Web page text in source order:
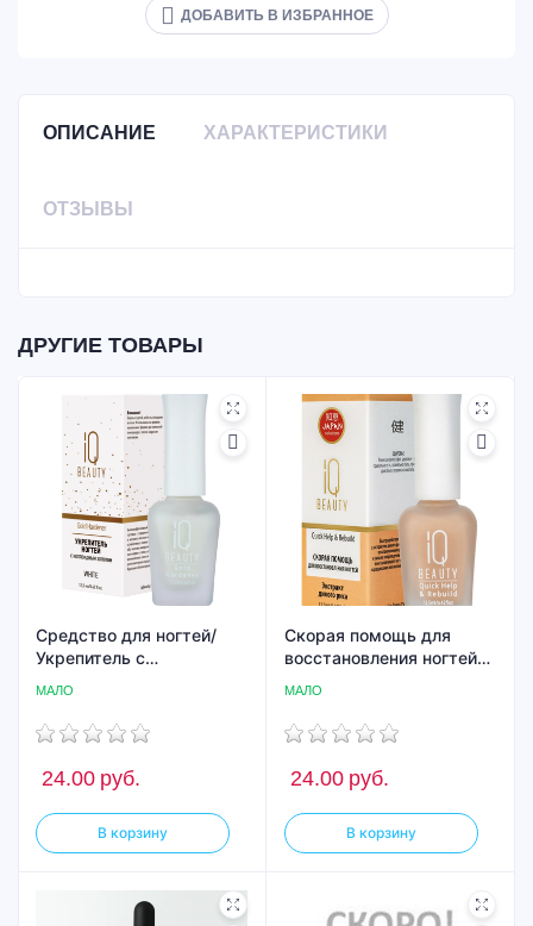
ДОБАВИТЬ В ИЗБРАННОЕ
ОПИСАНИЕ ХАРАКТЕРИСТИКИ
ОТЗЫВЫ
ДРУГИЕ ТОВАРЫ
Средство для ногтей/
Укрепитель с
для ослабленных и
ломких ногтей, 12.5 мл
(White)
МАЛО
24.00 руб.
В корзину
Скорая помощь для
восстановления ногтей
МАЛО
24.00 руб.
В корзину